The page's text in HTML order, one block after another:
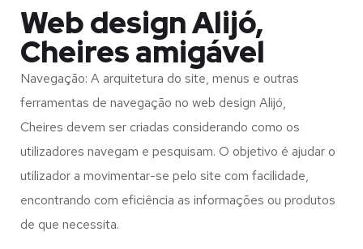
Web design Alijó,
Cheires amigável
Navegação: A arquitetura do site, menus e outras
ferramentas de navegação no web design Alijó,
Cheires devem ser criadas considerando como os
utilizadores navegam e pesquisam. O objetivo é ajudar o
utilizador a movimentar-se pelo site com facilidade,
encontrando com eficiência as informações ou produtos
de que necessita.